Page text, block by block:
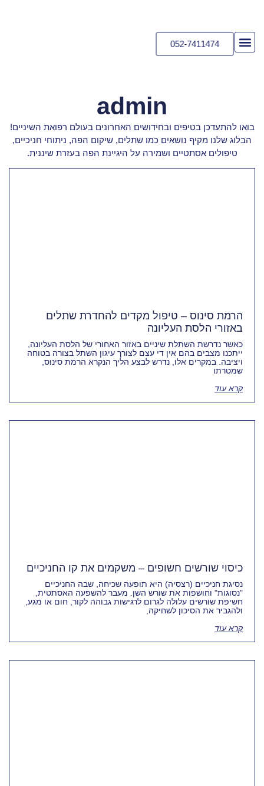
052-7411474
admin
בואו להתעדכן בטיפים ובחידושים האחרונים בעולם רפואת השיניים!
הבלוג שלנו מקיף נושאים כמו שתלים, שיקום הפה, ניתוחי חניכיים,
טיפולים אסתטיים ושמירה על היגיינת הפה בעזרת שיננית.
הרמת סינוס – טיפול מקדים להחדרת שתלים
באזורי הלסת העליונה
כאשר נדרשת השתלת שיניים באזור האחורי של הלסת העליונה,
ייתכנו מצבים בהם אין די עצם לצורך עיגון השתל בצורה בטוחה
ויציבה. במקרים אלו, נדרש לבצע הליך הנקרא הרמת סינוס,
שמטרתו
קרא עוד
כיסוי שורשים חשופים – משקמים את קו החניכיים
נסיגת חניכיים (רצסיה) היא תופעה שכיחה, שבה החניכיים
"נסוגות" וחושפות את שורש השן. מעבר להשפעה האסתטית,
חשיפת שורשים עלולה לגרום לרגישות גבוהה לקור, חום או מגע,
ולהגביר את הסיכון לשחיקה,
קרא עוד